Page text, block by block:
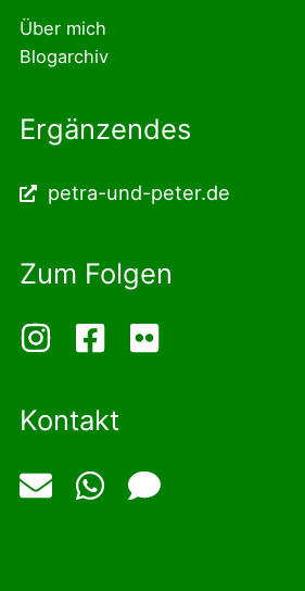
Über mich
Blogarchiv
Ergänzendes
petra-und-peter.de
Zum Folgen
Kontakt